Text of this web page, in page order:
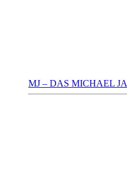
MJ – DAS MICHAEL